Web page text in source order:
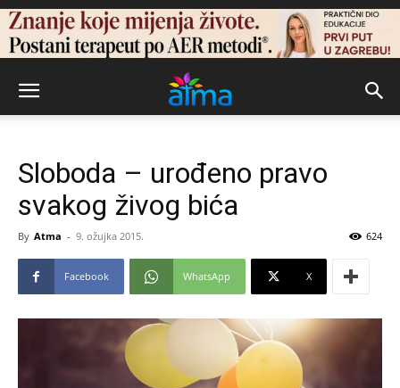
Sloboda – urođeno pravo
svakog živog bića
By Atma - 9. ožujka 2015. 624
Facebook WhatsApp X